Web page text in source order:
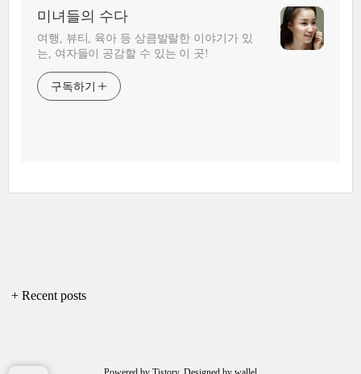
미녀들의 수다
여행, 뷰티, 육아 등 상큼발랄한 이야기가 있
는, 여자들이 공감할 수 있는 이 곳!
구독하기
+ Recent posts